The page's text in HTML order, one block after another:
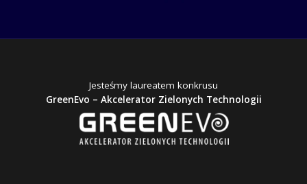
Jesteśmy laureatem konkrusu
GreenEvo – Akcelerator Zielonych Technologii